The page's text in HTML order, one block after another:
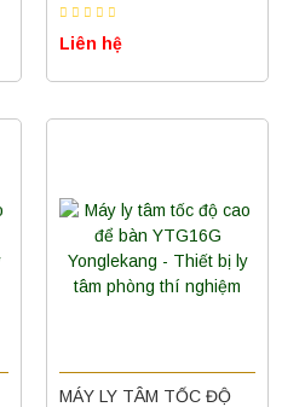
Liên hệ
MÁY LY TÂM TỐC ĐỘ